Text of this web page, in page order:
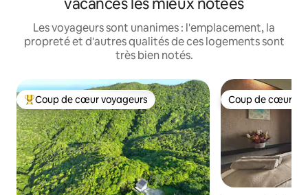
Les voyageurs sont unanimes : l'emplacement, la
propreté et d'autres qualités de ces logements sont
très bien notés.
Coup de cœur voyageurs parmi les plus aimés
Coup de cœur voyageurs Coup de cœur
Coup de cœur